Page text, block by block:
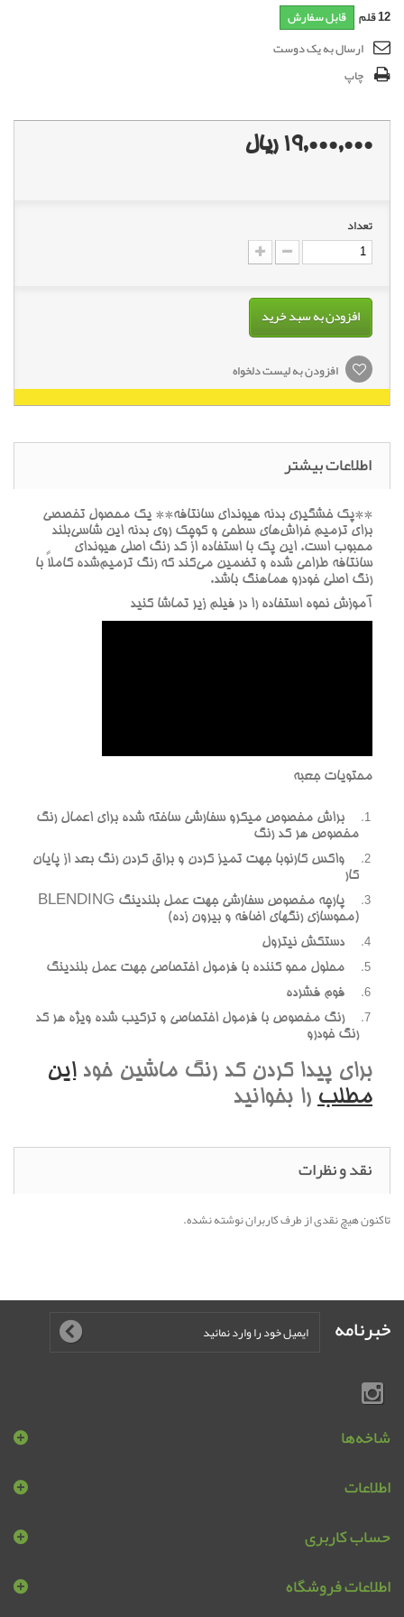
12قلم قابل سفارش
ارسال به یک دوست
چاپ
19,000,000 ریال
تعداد
افزودن به سبد خرید
افزودن به لیست دلخواه
اطلاعات بیشتر
**پک خشگيري بدنه هيونداي سانتافه** يک محصول تخصصي
براي ترميم خراش‌هاي سطحي و کوچک روي بدنه اين شاسي‌بلند
محبوب است. اين پک با استفاده از کد رنگ اصلي هيونداي
سانتافه طراحي شده و تضمين مي‌کند که رنگ ترميم‌شده کاملاً با
رنگ اصلي خودرو هماهنگ باشد.
آموزش نحوه استفاده را در فيلم زير تماشا کنيد
محتويات جعبه
براش مخصوص ميکرو سفارشي ساخته شده براي اعمال رنگ
مخصوص هر کد رنگ
واکس کارنوبا جهت تميز کردن و براق کردن رنگ بعد از پايان
کار
پارچه مخصوص سفارشي جهت عمل بلندينگ BLENDING
(محوسازي رنگهاي اضافه و بيرون زده)
دستکش نيترول
محلول محو کننده با فرمول اختصاصي جهت عمل بلندينگ
فوم فشرده
رنگ مخصوص با فرمول اختصاصي و ترکيب شده ويژه هر کد
رنگ خودرو
براي پيدا کردن کد رنگ ماشين خوداين
مطلب را بخوانيد
نقد و نظرات
تاکنون هیچ نقدی از طرف کاربران نوشته نشده.
خبرنامه
شاخه‌ها
اطلاعات
حساب کاربری
اطلاعات فروشگاه